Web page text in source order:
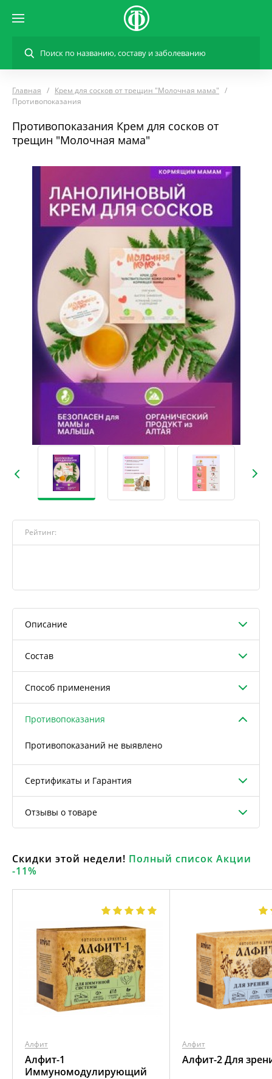
Главная
Крем для сосков от трещин "Молочная мама"
Противопоказания
Противопоказания Крем для сосков от
трещин "Молочная мама"
Рейтинг:
Описание
Состав
Способ применения
Противопоказания
Противопоказаний не выявлено
Сертификаты и Гарантия
Отзывы о товаре
Скидки этой недели! Полный список Акции
-11%
Алфит
Алфит-1
Иммуномодулирующий
Алфит
Алфит-2 Для